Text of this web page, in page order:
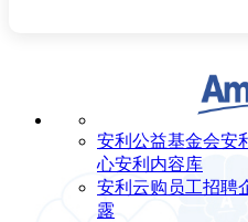
安利公益基金会安
心安利内容库
安利云购 员工招聘
露